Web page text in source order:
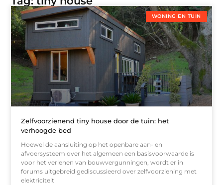
WONING EN TUIN
Zelfvoorzienend tiny house door de tuin: het
verhoogde bed
Hoewel de aansluiting op het openbare aan- en
afvoersysteem over het algemeen een basisvoorwaarde is
voor het verlenen van bouwvergunningen, wordt er in
forums uitgebreid gediscussieerd over zelfvoorziening met
elektriciteit